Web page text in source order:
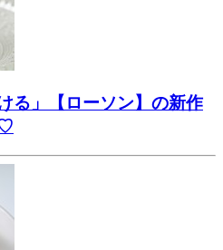
る」【ローソン】の新作